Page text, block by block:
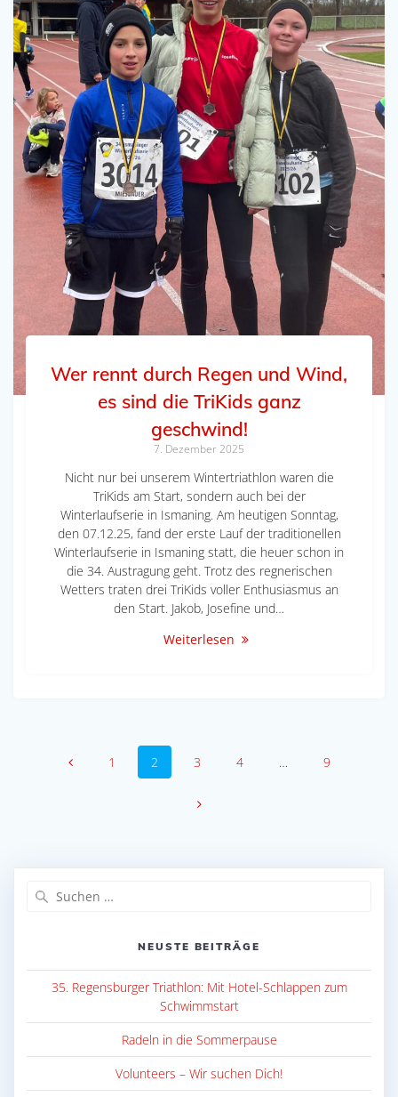
Wer rennt durch Regen und Wind,
es sind die TriKids ganz
geschwind!
7. Dezember 2025
Nicht nur bei unserem Wintertriathlon waren die
TriKids am Start, sondern auch bei der
Winterlaufserie in Ismaning. Am heutigen Sonntag,
den 07.12.25, fand der erste Lauf der traditionellen
Winterlaufserie in Ismaning statt, die heuer schon in
die 34. Austragung geht. Trotz des regnerischen
Wetters traten drei TriKids voller Enthusiasmus an
den Start. Jakob, Josefine und…
Weiterlesen
Beitragsnavigation
Seite
1 Seite
2 Seite
3 Seite
4 … Seite
9
NEUSTE BEITRÄGE
35. Regensburger Triathlon: Mit Hotel-Schlappen zum
Schwimmstart
Radeln in die Sommerpause
Volunteers – Wir suchen Dich!